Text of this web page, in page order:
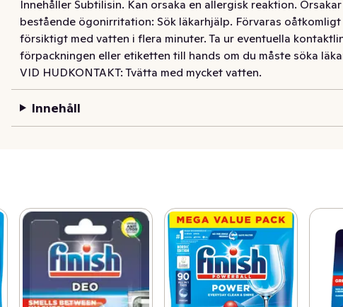
Innehåller Subtilisin. Kan orsaka en allergisk reaktion.
bestående ögonirritation: Sök läkarhjälp. Förvaras
försiktigt med vatten i flera minuter. Ta ur eventuella
förpackningen eller etiketten till hands om du måste söka
VID HUDKONTAKT: Tvätta med mycket vatten.
Innehåll